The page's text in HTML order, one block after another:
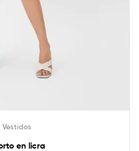
Vestidos
en licra